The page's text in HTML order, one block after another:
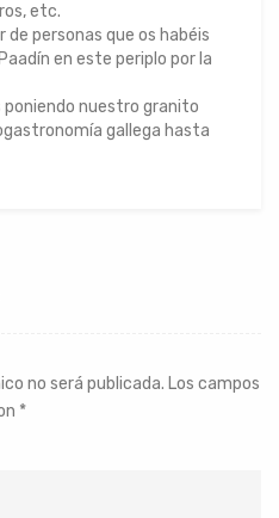
etc.
personas que os habéis
en este periplo por la
poniendo nuestro granito
gallega hasta
no será publicada. Los campos
*